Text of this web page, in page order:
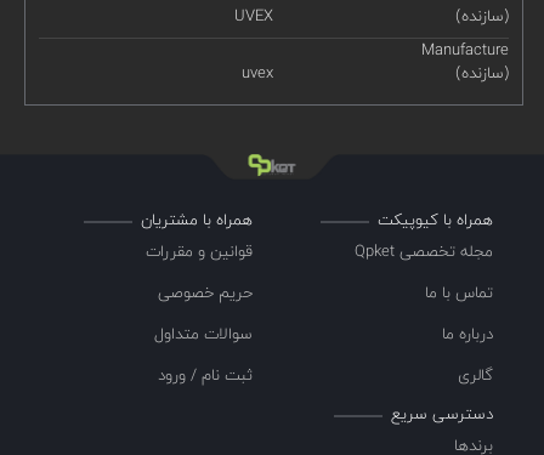
(سازنده)
UVEX
Manufacture
(سازنده)
uvex
همراه با کیوپیکت
مجله تخصصی Qpket
تماس با ما
درباره ما
گالری
همراه با مشتریان
قوانین و مقررات
حریم خصوصی
سوالات متداول
ثبت نام / ورود
دسترسی سریع
برندها